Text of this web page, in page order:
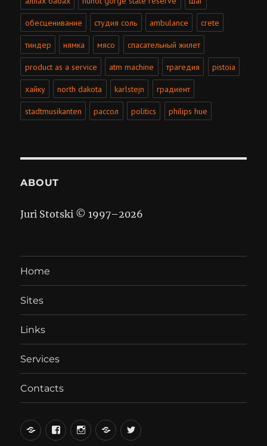
обесценивание студия соль ambulance crete
тиндер нямка мясо спасательный жилет
product as a service atm machine трагедия pistoia
хайку north dakota karlstejn градиент
stadtmusikanten рассол politics philips hue
ABOUT
Juri Stotski © 1997–2026
Home
Sites
Links
Services
Contacts
вКонтакте
FacebookInstagramLiveJournal
Twitter